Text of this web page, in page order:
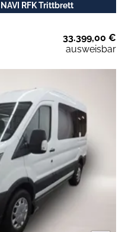
RFK Trittbrett
33.399,00 €
ausweisbar